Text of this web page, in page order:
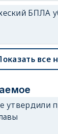
БПЛА
все
утвердили